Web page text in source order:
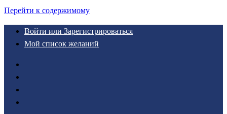
Перейти к содержимому
Войти или Зарегистрироваться
Мой список желаний